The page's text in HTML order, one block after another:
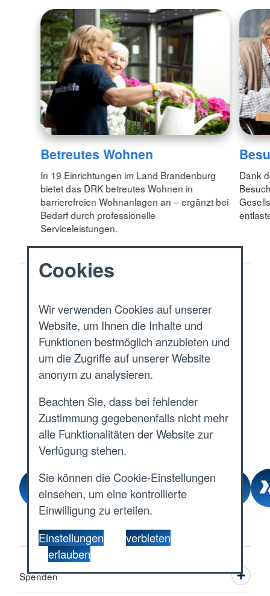
Betreutes Wohnen
In 19 Einrichtungen im Land Brandenburg
bietet das DRK betreutes Wohnen in
barrierefreien Wohnanlagen an – ergänzt bei
Bedarf durch professionelle
Serviceleistungen.
Dank
Angebote
Leben und Wohnen im Alter
Hausnotruf
Spenden
Cookies
Wir verwenden Cookies auf unserer
Website, um Ihnen die Inhalte und
Funktionen bestmöglich anzubieten und
um die Zugriffe auf unserer Website
anonym zu analysieren.
Beachten Sie, dass bei fehlender
Zustimmung gegebenenfalls nicht mehr
alle Funktionalitäten der Website zur
Verfügung stehen.
Sie können die Cookie-Einstellungen
einsehen, um eine kontrollierte
Einwilligung zu erteilen.
Einstellungen
verbieten
erlauben